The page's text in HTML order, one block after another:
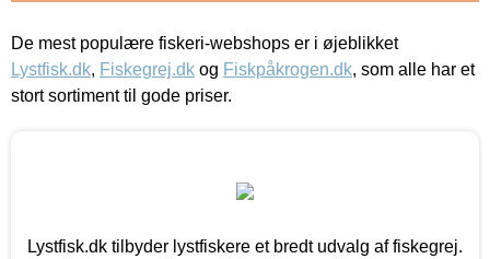
De mest populære fiskeri-webshops er i øjeblikket
Lystfisk.dk, Fiskegrej.dk og Fiskpåkrogen.dk, som alle har et
stort sortiment til gode priser.
Lystfisk.dk tilbyder lystfiskere et bredt udvalg af fiskegrej.